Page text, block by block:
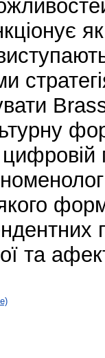
та